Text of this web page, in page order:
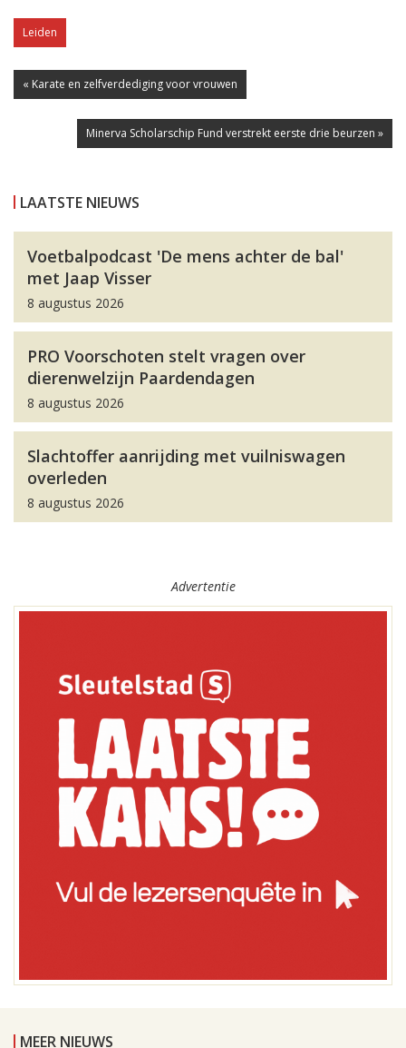
Leiden
« Karate en zelfverdediging voor vrouwen
Minerva Scholarschip Fund verstrekt eerste drie beurzen »
LAATSTE NIEUWS
Voetbalpodcast 'De mens achter de bal'
met Jaap Visser
8 augustus 2026
PRO Voorschoten stelt vragen over
dierenwelzijn Paardendagen
8 augustus 2026
Slachtoffer aanrijding met vuilniswagen
overleden
8 augustus 2026
Advertentie
MEER NIEUWS